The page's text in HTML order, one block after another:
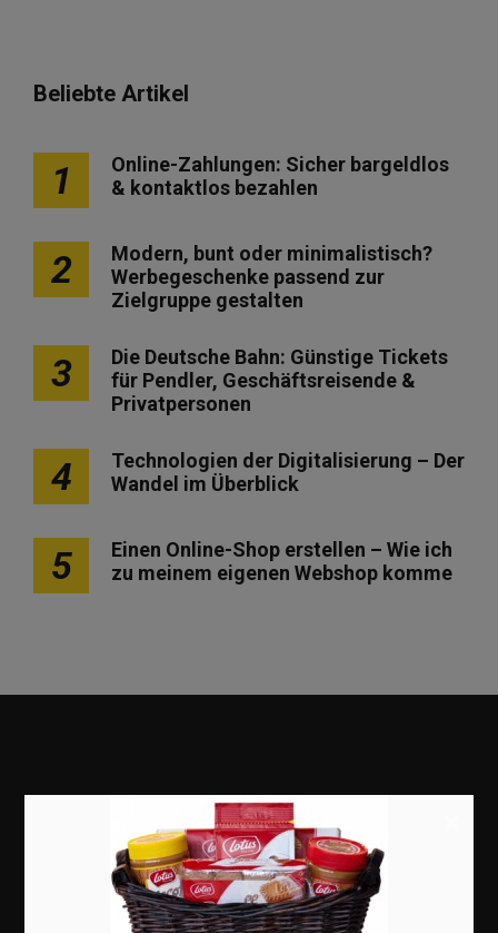
Beliebte Artikel
1
Online-Zahlungen: Sicher bargeldlos
& kontaktlos bezahlen
2
Modern, bunt oder minimalistisch?
Werbegeschenke passend zur
Zielgruppe gestalten
3
Die Deutsche Bahn: Günstige Tickets
für Pendler, Geschäftsreisende &
Privatpersonen
4
Technologien der Digitalisierung – Der
Wandel im Überblick
5
Einen Online-Shop erstellen – Wie ich
zu meinem eigenen Webshop komme
Erfolgsgeschichten